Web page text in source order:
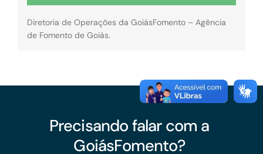
Diretoria de Operações da GoiásFomento – Agência
de Fomento de Goiás.
Precisando falar com a
GoiásFomento?